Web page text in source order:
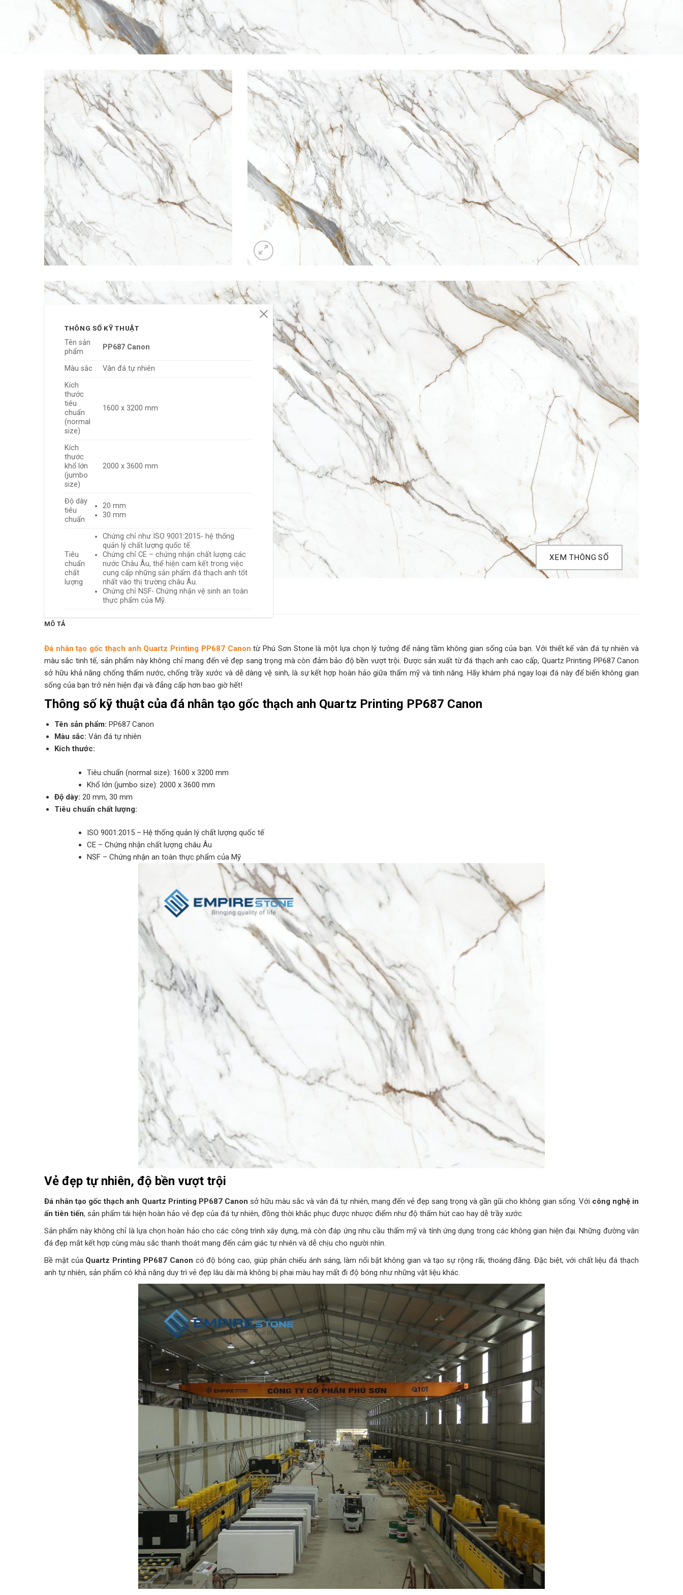
THÔNG SỐ KỸ THUẬT
Tên sản
phẩm
PP687 Canon
Màu sắc
Vân đá tự nhiên
Kích
thước
tiêu
chuẩn
(normal
size)
1600 x 3200 mm
Kích
thước
khổ lớn
(jumbo
size)
2000 x 3600 mm
Độ dày
tiêu
chuẩn
20 mm
30 mm
Tiêu
chuẩn
chất
lượng
Chứng chỉ như ISO 9001:2015- hệ thống
quản lý chất lượng quốc tế.
Chứng chỉ CE – chứng nhận chất lượng các
nước Châu Âu, thể hiện cam kết trong việc
cung cấp những sản phẩm đá thạch anh tốt
nhất vào thị trường châu Âu.
Chứng chỉ NSF- Chứng nhận vệ sinh an toàn
thực phẩm của Mỹ.
XEM THÔNG SỐ
MÔ TẢ
Đá nhân tạo gốc thạch anh Quartz Printing PP687 Canon từ Phú Sơn Stone là một lựa chọn lý tưởng để nâng tầm không gian sống của bạn. Với thiết kế vân đá tự nhiên và
màu sắc tinh tế, sản phẩm này không chỉ mang đến vẻ đẹp sang trọng mà còn đảm bảo độ bền vượt trội. Được sản xuất từ đá thạch anh cao cấp, Quartz Printing PP687 Canon
sở hữu khả năng chống thấm nước, chống trầy xước và dễ dàng vệ sinh, là sự kết hợp hoàn hảo giữa thẩm mỹ và tính năng. Hãy khám phá ngay loại đá này để biến không gian
sống của bạn trở nên hiện đại và đẳng cấp hơn bao giờ hết!
Thông số kỹ thuật của đá nhân tạo gốc thạch anh Quartz Printing PP687 Canon
Tên sản phẩm: PP687 Canon
Màu sắc: Vân đá tự nhiên
Kích thước:
Tiêu chuẩn (normal size): 1600 x 3200 mm
Khổ lớn (jumbo size): 2000 x 3600 mm
Độ dày: 20 mm, 30 mm
Tiêu chuẩn chất lượng:
ISO 9001:2015 – Hệ thống quản lý chất lượng quốc tế
CE – Chứng nhận chất lượng châu Âu
NSF – Chứng nhận an toàn thực phẩm của Mỹ
Vẻ đẹp tự nhiên, độ bền vượt trội
Đá nhân tạo gốc thạch anh Quartz Printing PP687 Canon sở hữu màu sắc và vân đá tự nhiên, mang đến vẻ đẹp sang trọng và gần gũi cho không gian sống. Với công nghệ in
ấn tiên tiến, sản phẩm tái hiện hoàn hảo vẻ đẹp của đá tự nhiên, đồng thời khắc phục được nhược điểm như độ thấm hút cao hay dễ trầy xước.
Sản phẩm này không chỉ là lựa chọn hoàn hảo cho các công trình xây dựng, mà còn đáp ứng nhu cầu thẩm mỹ và tính ứng dụng trong các không gian hiện đại. Những đường vân
đá đẹp mắt kết hợp cùng màu sắc thanh thoát mang đến cảm giác tự nhiên và dễ chịu cho người nhìn.
Bề mặt của Quartz Printing PP687 Canon có độ bóng cao, giúp phản chiếu ánh sáng, làm nổi bật không gian và tạo sự rộng rãi, thoáng đãng. Đặc biệt, với chất liệu đá thạch
anh tự nhiên, sản phẩm có khả năng duy trì vẻ đẹp lâu dài mà không bị phai màu hay mất đi độ bóng như những vật liệu khác.